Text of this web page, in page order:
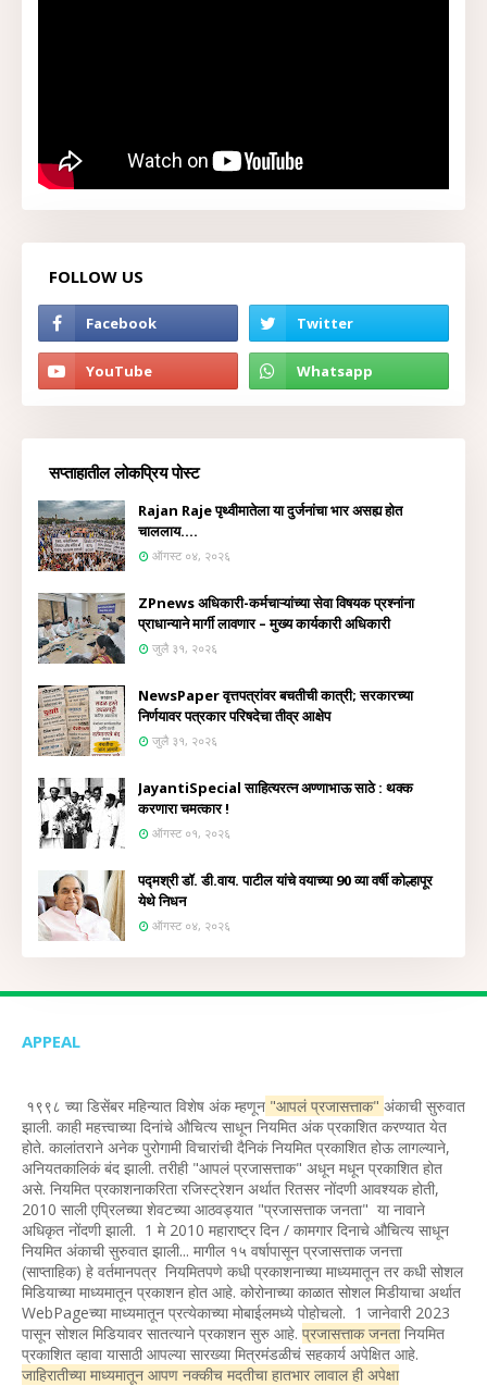
FOLLOW US
सप्ताहातील लोकप्रिय पोस्ट
Rajan Raje पृथ्वीमातेला या दुर्जनांचा भार असह्य होत
चाललाय....
ऑगस्ट ०४, २०२६
ZPnews अधिकारी-कर्मचाऱ्यांच्या सेवा विषयक प्रश्नांना
प्राधान्याने मार्गी लावणार – मुख्य कार्यकारी अधिकारी
जुलै ३१, २०२६
NewsPaper वृत्तपत्रांवर बचतीची कात्री; सरकारच्या
निर्णयावर पत्रकार परिषदेचा तीव्र आक्षेप
जुलै ३१, २०२६
JayantiSpecial साहित्यरत्न अण्णाभाऊ साठे : थक्क
करणारा चमत्कार !
ऑगस्ट ०१, २०२६
पद्मश्री डॉ. डी.वाय. पाटील यांचे वयाच्या 90 व्या वर्षी कोल्हापूर
येथे निधन
ऑगस्ट ०४, २०२६
APPEAL
१९९८ च्या डिसेंबर महिन्यात विशेष अंक म्हणून "आपलं प्रजासत्ताक" अंकाची सुरुवात
झाली. काही महत्त्वाच्या दिनांचे औचित्य साधून नियमित अंक प्रकाशित करण्यात येत
होते. कालांतराने अनेक पुरोगामी विचारांची दैनिकं नियमित प्रकाशित होऊ लागल्याने,
अनियतकालिकं बंद झाली. तरीही "आपलं प्रजासत्ताक" अधून मधून प्रकाशित होत
असे. नियमित प्रकाशनाकरिता रजिस्ट्रेशन अर्थात रितसर नोंदणी आवश्यक होती,
2010 साली एप्रिलच्या शेवटच्या आठवड्यात "प्रजासत्ताक जनता" या नावाने
अधिकृत नोंदणी झाली. 1 मे 2010 महाराष्ट्र दिन / कामगार दिनाचे औचित्य साधून
नियमित अंकाची सुरुवात झाली... मागील १५ वर्षापासून प्रजासत्ताक जनत्ता
(साप्ताहिक) हे वर्तमानपत्र नियमितपणे कधी प्रकाशनाच्या माध्यमातून तर कधी सोशल
मिडियाच्या माध्यमातून प्रकाशन होत आहे. कोरोनाच्या काळात सोशल मिडीयाचा अर्थात
WebPageच्या माध्यमातून प्रत्येकाच्या मोबाईलमध्ये पोहोचलो. 1 जानेवारी 2023
पासून सोशल मिडियावर सातत्याने प्रकाशन सुरु आहे. प्रजासत्ताक जनतानियमित
प्रकाशित व्हावा यासाठी आपल्या सारख्या मित्रमंडळीचं सहकार्य अपेक्षित आहे.
जाहिरातीच्या माध्यमातून आपण नक्कीच मदतीचा हातभार लावाल ही अपेक्षा